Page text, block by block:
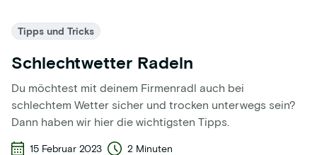
Tipps und Tricks
Schlechtwetter Radeln
Du möchtest mit deinem Firmenradl auch bei
schlechtem Wetter sicher und trocken unterwegs sein?
Dann haben wir hier die wichtigsten Tipps.
15 Februar 2023 2 Minuten